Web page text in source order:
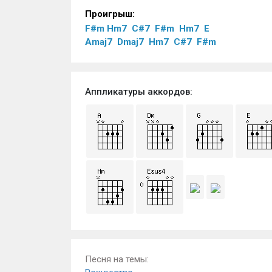
Проигрыш:
F#m Hm7 C#7 F#m Hm7 E
Amaj7 Dmaj7 Hm7 C#7 F#m
Аппликатуры аккордов:
Песня на темы: